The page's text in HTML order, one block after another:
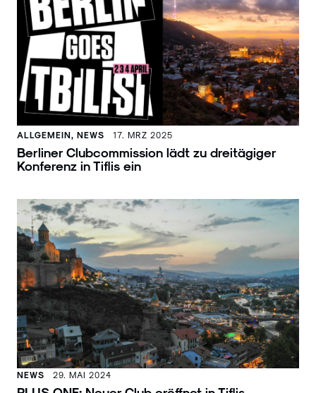
ALLGEMEIN, NEWS 17. MRZ 2025
Berliner Clubcommission lädt zu dreitägiger
Konferenz in Tiflis ein
NEWS 29. MAI 2024